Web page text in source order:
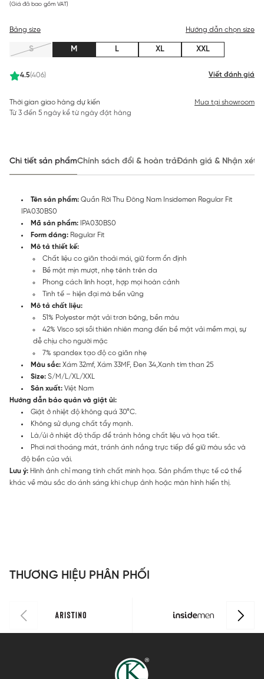
(Giá đã bao gồm VAT)
4.5(406) Viết đánh giá
Bảng size Hướng dẫn chọn size
S M L XL XXL
Thời gian giao hàng dự kiến
Từ 3 đến 5 ngày kể từ ngày đặt hàng
Mua tại showroom
Chi tiết sản phẩmChính sách đổi & hoàn trảĐánh giá & Nhận xét
Tên sản phẩm: Quần Rời Thu Đông Nam Insidemen Regular Fit
IPA030BS0
Mã sản phẩm: IPA030BS0
Form dáng: Regular Fit
Mô tả thiết kế:
Chất liệu co giãn thoải mái, giữ form ổn định
Bề mặt mịn mượt, nhẹ tênh trên da
Phong cách linh hoạt, hợp mọi hoàn cảnh
Tinh tế – hiện đại mà bền vững
Mô tả chất liệu:
51% Polyester mặt vải trơn bóng, bền màu
42% Visco sợi sồi thiên nhiên mang đến bề mặt vải mềm mại, sự
dễ chịu cho người mặc
7% spandex tạo độ co giãn nhẹ
Màu sắc: Xám 32mf, Xám 33MF, Đen 34,Xanh tím than 25
Size: S/M/L/XL/XXL
Sản xuất: Việt Nam
Hướng dẫn bảo quản và giặt ủi:
Giặt ở nhiệt độ không quá 30°C.
Không sử dụng chất tẩy mạnh.
Là/ủi ở nhiệt độ thấp để tránh hỏng chất liệu và họa tiết.
Phơi nơi thoáng mát, tránh ánh nắng trực tiếp để giữ màu sắc và
độ bền của vải.
Lưu ý: Hình ảnh chỉ mang tính chất minh họa. Sản phẩm thực tế có thể
khác về màu sắc do ánh sáng khi chụp ảnh hoặc màn hình hiển thị.
THƯƠNG HIỆU PHÂN PHỐI